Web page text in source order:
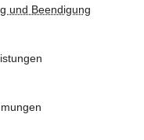
und Beendigung